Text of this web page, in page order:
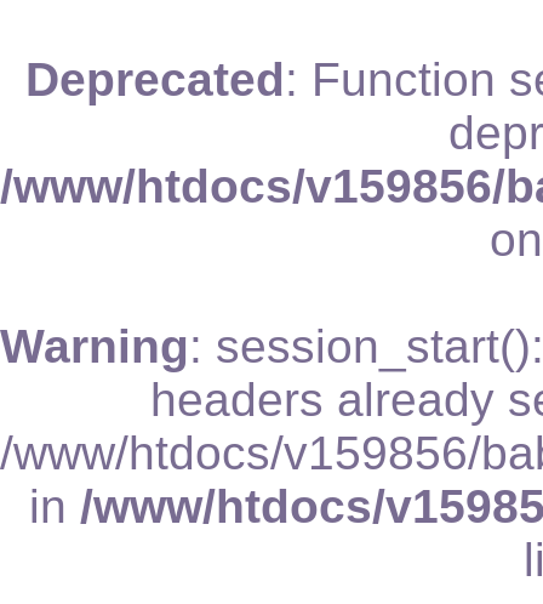
Deprecated: Function
/www/htdocs/v159856/
Warning:
headers already
/www/htdocs/v159856/
in /www/htdocs/